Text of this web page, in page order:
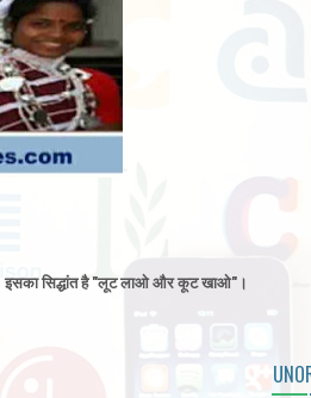
इसका सिद्धांत है "लूट लाओ और कूट खाओ" ।